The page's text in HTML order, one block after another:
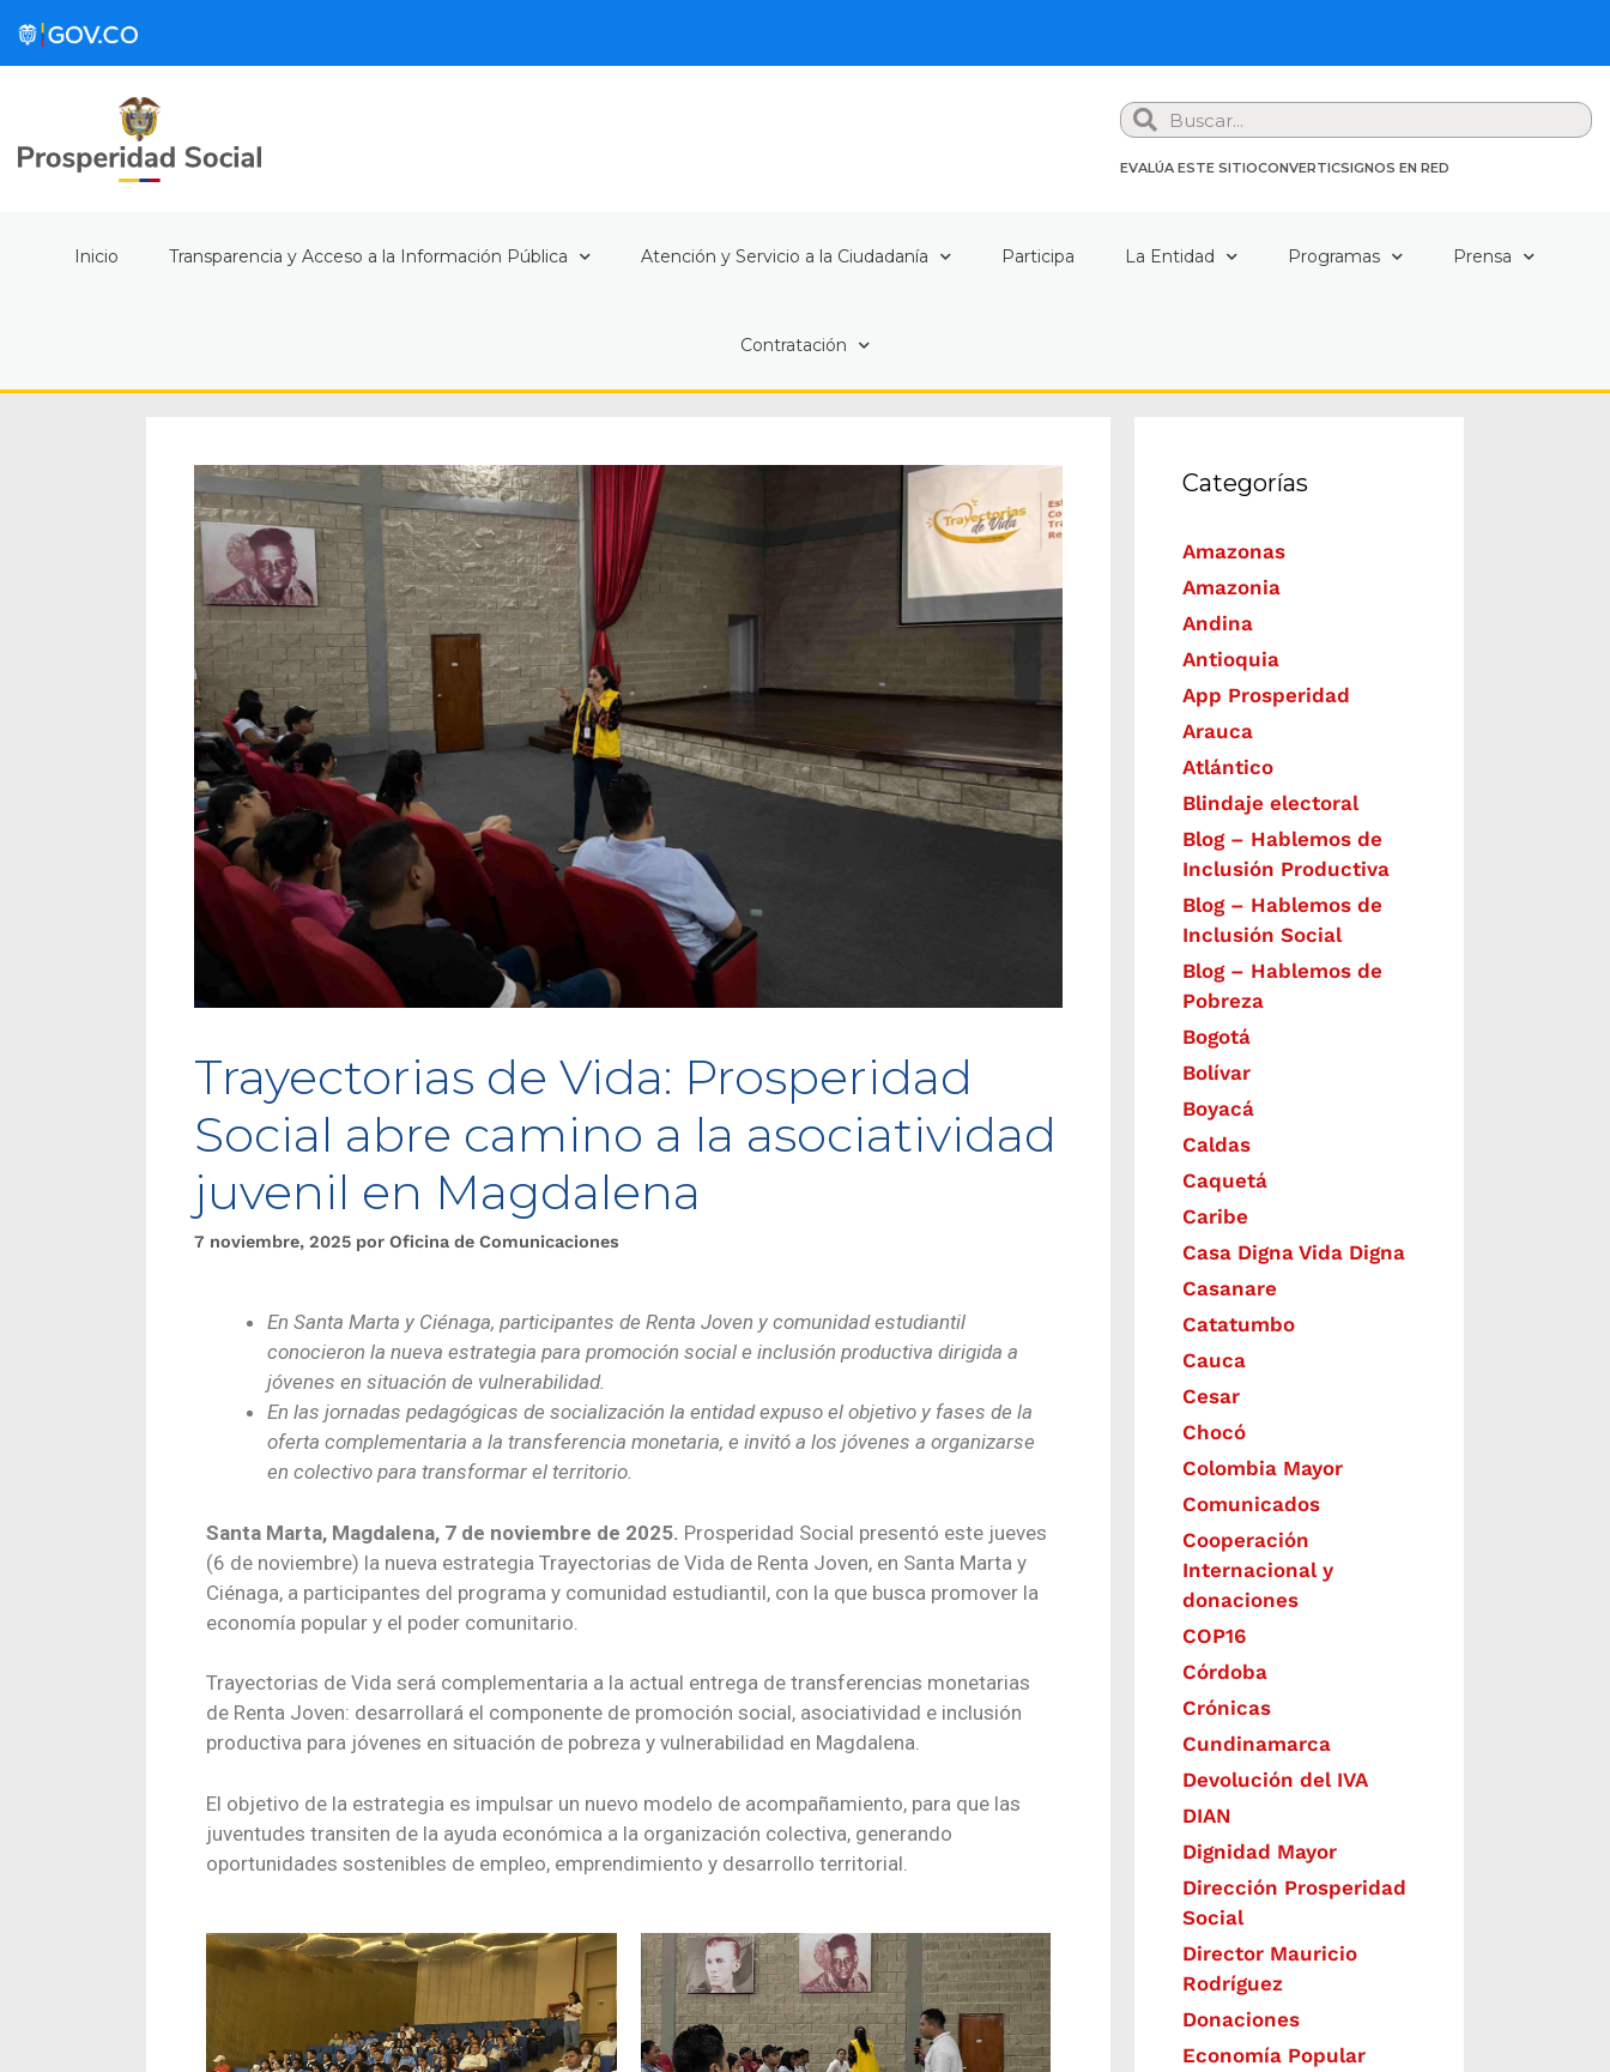
Search
EVALÚA ESTE SITIOCONVERTICSIGNOS EN RED
Inicio Transparencia y Acceso a la Información Pública Atención y Servicio a la Ciudadanía Participa La Entidad Programas Prensa
Contratación
Trayectorias de Vida: Prosperidad
Social abre camino a la asociatividad
juvenil en Magdalena
7 noviembre, 2025 por Oficina de Comunicaciones
En Santa Marta y Ciénaga, participantes de Renta Joven y comunidad estudiantil
conocieron la nueva estrategia para promoción social e inclusión productiva dirigida a
jóvenes en situación de vulnerabilidad.
En las jornadas pedagógicas de socialización la entidad expuso el objetivo y fases de la
oferta complementaria a la transferencia monetaria, e invitó a los jóvenes a organizarse
en colectivo para transformar el territorio.
Santa Marta, Magdalena, 7 de noviembre de 2025. Prosperidad Social presentó este jueves
(6 de noviembre) la nueva estrategia Trayectorias de Vida de Renta Joven, en Santa Marta y
Ciénaga, a participantes del programa y comunidad estudiantil, con la que busca promover la
economía popular y el poder comunitario.
Trayectorias de Vida será complementaria a la actual entrega de transferencias monetarias
de Renta Joven: desarrollará el componente de promoción social, asociatividad e inclusión
productiva para jóvenes en situación de pobreza y vulnerabilidad en Magdalena.
El objetivo de la estrategia es impulsar un nuevo modelo de acompañamiento, para que las
juventudes transiten de la ayuda económica a la organización colectiva, generando
oportunidades sostenibles de empleo, emprendimiento y desarrollo territorial.
Categorías
Amazonas
Amazonia
Andina
Antioquia
App Prosperidad
Arauca
Atlántico
Blindaje electoral
Blog – Hablemos de
Inclusión Productiva
Blog – Hablemos de
Inclusión Social
Blog – Hablemos de
Pobreza
Bogotá
Bolívar
Boyacá
Caldas
Caquetá
Caribe
Casa Digna Vida Digna
Casanare
Catatumbo
Cauca
Cesar
Chocó
Colombia Mayor
Comunicados
Cooperación
Internacional y
donaciones
COP16
Córdoba
Crónicas
Cundinamarca
Devolución del IVA
DIAN
Dignidad Mayor
Dirección Prosperidad
Social
Director Mauricio
Rodríguez
Donaciones
Economía Popular